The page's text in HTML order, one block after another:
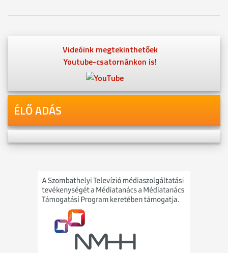
Videóink megtekinthetőek
Youtube-csatornánkon is!
ÉLŐ ADÁS